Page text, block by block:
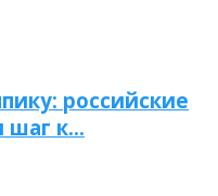
российские
шаг к…